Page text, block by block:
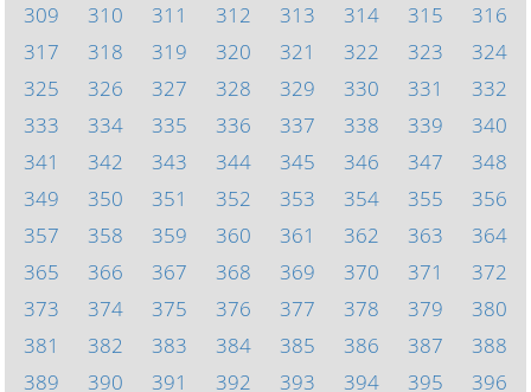
309
310 311 312 313 314 315
316
317
318 319 320 321 322 323
324
325
326 327 328 329 330 331
332
333
334 335 336 337 338 339
340
341
342 343 344 345 346 347
348
349
350 351 352 353 354 355
356
357
358 359 360 361 362 363
364
365
366 367 368 369 370 371
372
373
374 375 376 377 378 379
380
381
382 383 384 385 386 387
388
389
390 391 392 393 394 395 396